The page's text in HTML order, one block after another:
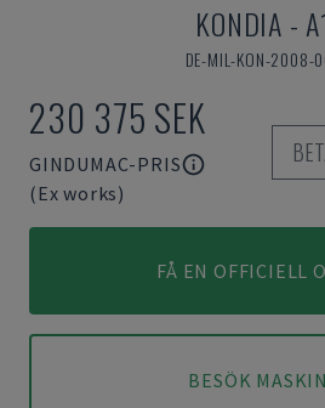
KONDIA -
DE-MIL-KON-2008-
230 375 SEK
GINDUMAC-PRIS
(Ex works)
FÅ EN OFFICIELL
BESÖK